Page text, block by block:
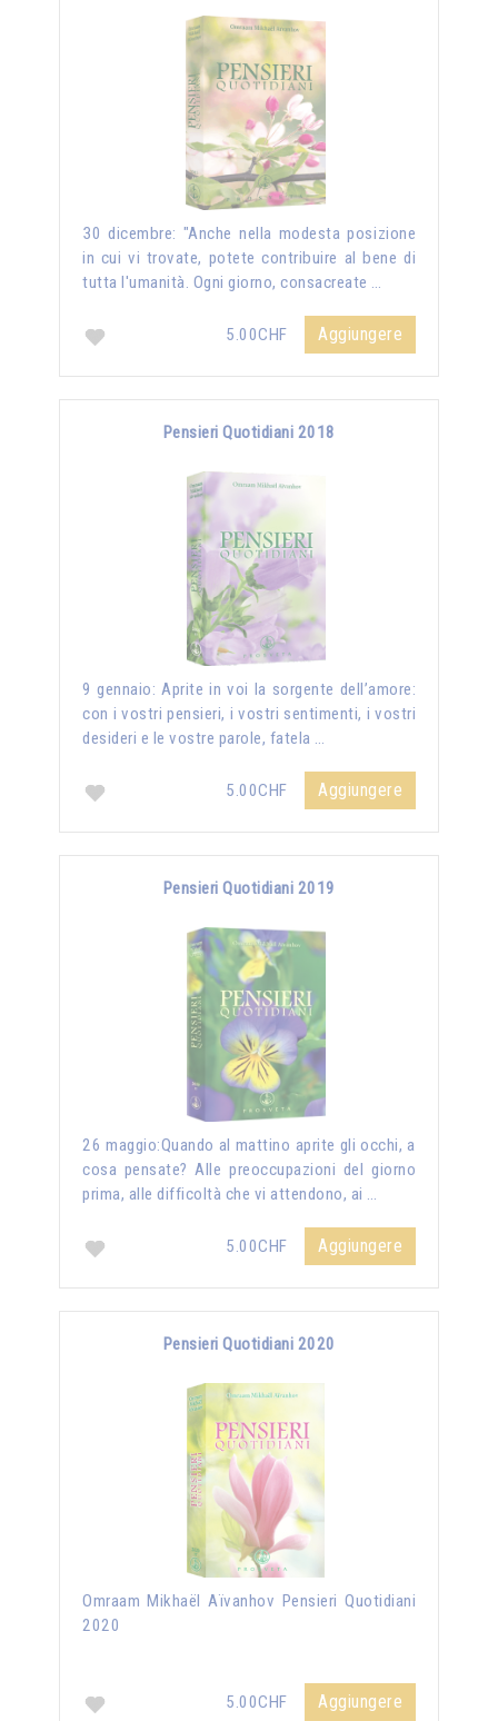
30 dicembre: "Anche nella modesta posizione
in cui vi trovate, potete contribuire al bene di
tutta l'umanità. Ogni giorno, consacreate …
5.00CHF Aggiungere
Pensieri Quotidiani 2018
9 gennaio: Aprite in voi la sorgente dell’amore:
con i vostri pensieri, i vostri sentimenti, i vostri
desideri e le vostre parole, fatela …
5.00CHF Aggiungere
Pensieri Quotidiani 2019
26 maggio:Quando al mattino aprite gli occhi, a
cosa pensate? Alle preoccupazioni del giorno
prima, alle difficoltà che vi attendono, ai …
5.00CHF Aggiungere
Pensieri Quotidiani 2020
Omraam Mikhaël Aïvanhov Pensieri Quotidiani
2020
5.00CHF Aggiungere